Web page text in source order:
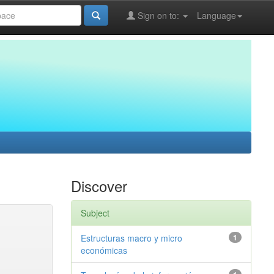
Language
Sign on to:
Discover
Subject
1
Estructuras macro y micro
económicas